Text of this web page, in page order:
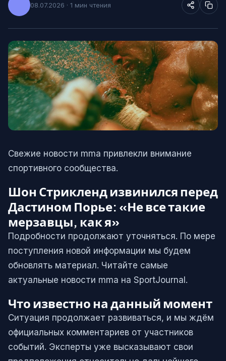
08.07.2026 · 1 мин чтения
Свежие новости mma привлекли внимание
спортивного сообщества.
Шон Стрикленд извинился перед
Дастином Порье: «Не все такие
мерзавцы, как я»
Подробности продолжают уточняться. По мере
поступления новой информации мы будем
обновлять материал. Читайте самые
актуальные новости mma на SportJournal.
Что известно на данный момент
Ситуация продолжает развиваться, и мы ждём
официальных комментариев от участников
событий. Эксперты уже высказывают свои